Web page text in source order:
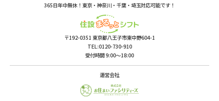
365日年中無休！東京・神奈川・千葉・埼玉対応可能です！
〒192-0351 東京都八王子市東中野604-1
TEL:0120-730-910
受付時間 9:00〜18:00
運営会社